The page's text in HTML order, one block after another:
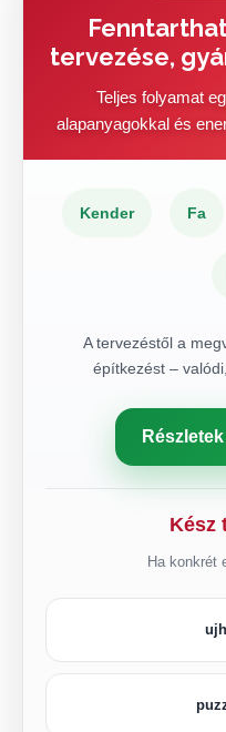
tervezése,
Teljes folyamat
alapanyagokkal és
Kender Fa
A tervezéstől a
építkezést –
Kész
Ha konkrét